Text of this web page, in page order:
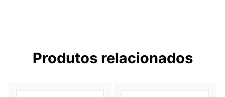
Produtos relacionados